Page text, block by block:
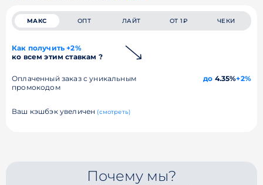
МАКС ОПТ ЛАЙТ ОТ 1₽ ЧЕКИ
Как получить +2%
ко всем этим ставкам ?
Оплаченный заказ с уникальным
промокодом
до 4.35%+2%
Ваш кэшбэк увеличен (смотреть)
Почему мы?